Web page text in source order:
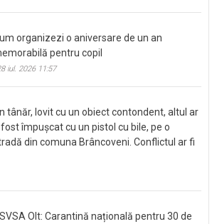
organizezi o aniversare de un an
pentru copil
iul. 2026 11:57
tânăr, lovit cu un obiect contondent, altul ar
împușcat cu un pistol cu bile, pe o
din comuna Brâncoveni. Conflictul ar fi
Olt: Carantină națională pentru 30 de